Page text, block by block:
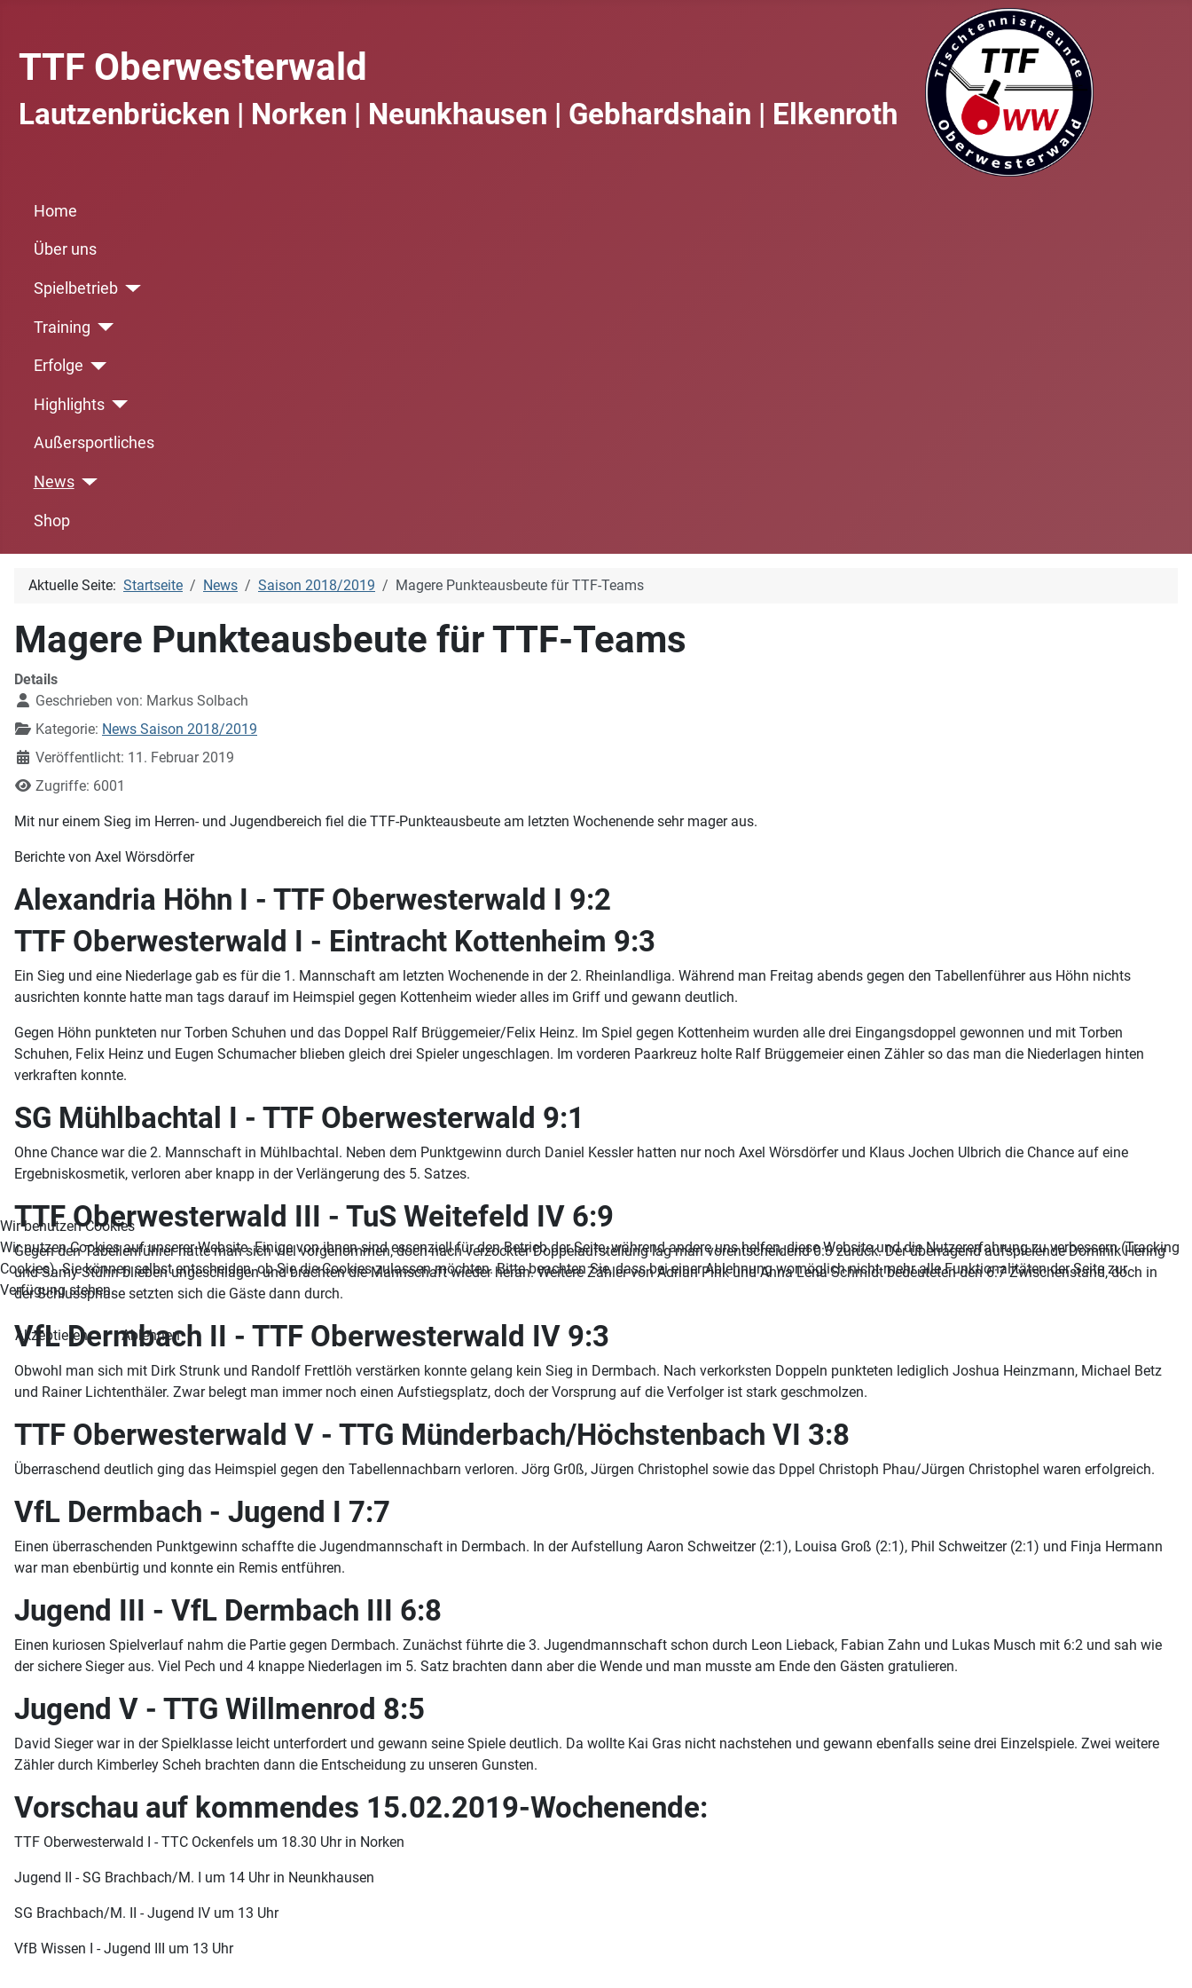
TTF Oberwesterwald
Lautzenbrücken | Norken | Neunkhausen | Gebhardshain | Elkenroth
Home
Über uns
Spielbetrieb
Training
Erfolge
Highlights
Außersportliches
News
Shop
Aktuelle Seite: Startseite News Saison 2018/2019 Magere Punkteausbeute für TTF-Teams
Magere Punkteausbeute für TTF-Teams
Details
Geschrieben von: Markus Solbach
Kategorie: News Saison 2018/2019
Veröffentlicht: 11. Februar 2019
Zugriffe: 6001
Mit nur einem Sieg im Herren- und Jugendbereich fiel die TTF-Punkteausbeute am letzten Wochenende sehr mager aus.
Berichte von Axel Wörsdörfer
Alexandria Höhn I - TTF Oberwesterwald I 9:2
TTF Oberwesterwald I - Eintracht Kottenheim 9:3
Ein Sieg und eine Niederlage gab es für die 1. Mannschaft am letzten Wochenende in der 2. Rheinlandliga. Während man Freitag abends gegen den Tabellenführer aus Höhn nichts
ausrichten konnte hatte man tags darauf im Heimspiel gegen Kottenheim wieder alles im Griff und gewann deutlich.
Gegen Höhn punkteten nur Torben Schuhen und das Doppel Ralf Brüggemeier/Felix Heinz. Im Spiel gegen Kottenheim wurden alle drei Eingangsdoppel gewonnen und mit Torben
Schuhen, Felix Heinz und Eugen Schumacher blieben gleich drei Spieler ungeschlagen. Im vorderen Paarkreuz holte Ralf Brüggemeier einen Zähler so das man die Niederlagen hinten
verkraften konnte.
SG Mühlbachtal I - TTF Oberwesterwald 9:1
Ohne Chance war die 2. Mannschaft in Mühlbachtal. Neben dem Punktgewinn durch Daniel Kessler hatten nur noch Axel Wörsdörfer und Klaus Jochen Ulbrich die Chance auf eine
Ergebniskosmetik, verloren aber knapp in der Verlängerung des 5. Satzes.
TTF Oberwesterwald III - TuS Weitefeld IV 6:9
Gegen den Tabellenführer hatte man sich viel vorgenommen, doch nach verzockter Doppelaufstellung lag man vorentscheidend 0:3 zurück. Der überragend aufspielende Dominik Hering
und Samy Stühn blieben ungeschlagen und brachten die Mannschaft wieder heran. Weitere Zähler von Adrian Pink und Anna Lena Schmidt bedeuteten den 6:7 Zwischenstand, doch in
der Schlussphase setzten sich die Gäste dann durch.
VfL Dermbach II - TTF Oberwesterwald IV 9:3
Obwohl man sich mit Dirk Strunk und Randolf Frettlöh verstärken konnte gelang kein Sieg in Dermbach. Nach verkorksten Doppeln punkteten lediglich Joshua Heinzmann, Michael Betz
und Rainer Lichtenthäler. Zwar belegt man immer noch einen Aufstiegsplatz, doch der Vorsprung auf die Verfolger ist stark geschmolzen.
TTF Oberwesterwald V - TTG Münderbach/Höchstenbach VI 3:8
Überraschend deutlich ging das Heimspiel gegen den Tabellennachbarn verloren. Jörg Gr0ß, Jürgen Christophel sowie das Dppel Christoph Phau/Jürgen Christophel waren erfolgreich.
VfL Dermbach - Jugend I 7:7
Einen überraschenden Punktgewinn schaffte die Jugendmannschaft in Dermbach. In der Aufstellung Aaron Schweitzer (2:1), Louisa Groß (2:1), Phil Schweitzer (2:1) und Finja Hermann
war man ebenbürtig und konnte ein Remis entführen.
Jugend III - VfL Dermbach III 6:8
Einen kuriosen Spielverlauf nahm die Partie gegen Dermbach. Zunächst führte die 3. Jugendmannschaft schon durch Leon Lieback, Fabian Zahn und Lukas Musch mit 6:2 und sah wie
der sichere Sieger aus. Viel Pech und 4 knappe Niederlagen im 5. Satz brachten dann aber die Wende und man musste am Ende den Gästen gratulieren.
Jugend V - TTG Willmenrod 8:5
David Sieger war in der Spielklasse leicht unterfordert und gewann seine Spiele deutlich. Da wollte Kai Gras nicht nachstehen und gewann ebenfalls seine drei Einzelspiele. Zwei weitere
Zähler durch Kimberley Scheh brachten dann die Entscheidung zu unseren Gunsten.
Vorschau auf kommendes 15.02.2019-Wochenende:
TTF Oberwesterwald I - TTC Ockenfels um 18.30 Uhr in Norken
Jugend II - SG Brachbach/M. I um 14 Uhr in Neunkhausen
SG Brachbach/M. II - Jugend IV um 13 Uhr
VfB Wissen I - Jugend III um 13 Uhr
Wir benutzen Cookies
Wir nutzen Cookies auf unserer Website. Einige von ihnen sind essenziell für den Betrieb der Seite, während andere uns helfen, diese Website und die Nutzererfahrung zu verbessern (Tracking
Cookies). Sie können selbst entscheiden, ob Sie die Cookies zulassen möchten. Bitte beachten Sie, dass bei einer Ablehnung womöglich nicht mehr alle Funktionalitäten der Seite zur
Verfügung stehen.
Akzeptieren Ablehnen